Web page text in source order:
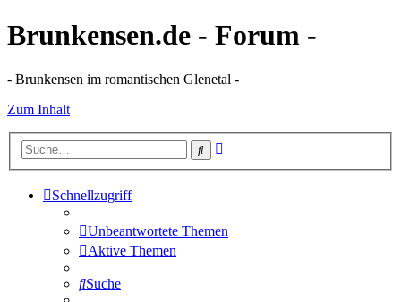
Brunkensen.de - Forum -
- Brunkensen im romantischen Glenetal -
Zum Inhalt
Suche
Schnellzugriff
Unbeantwortete Themen
Aktive Themen
Suche